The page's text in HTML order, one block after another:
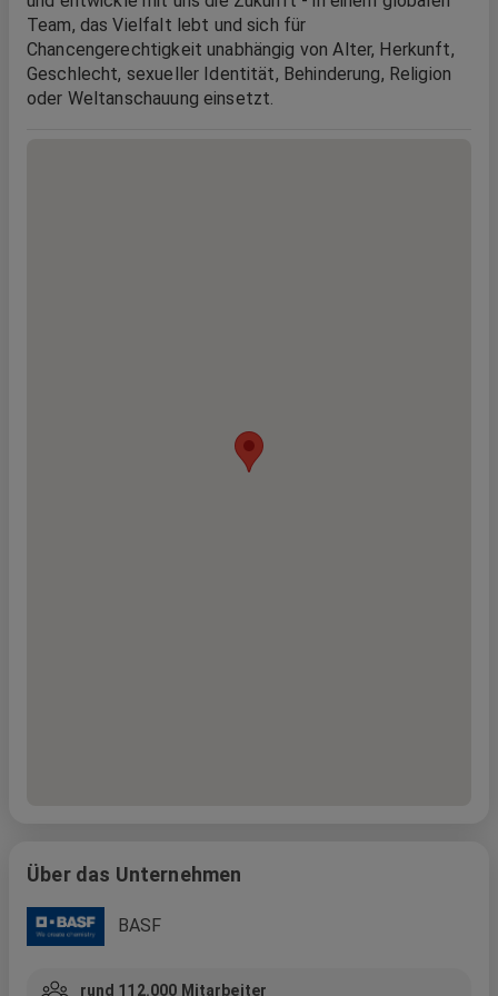
Team, das Vielfalt lebt und sich für
Chancengerechtigkeit unabhängig von Alter, Herkunft,
Geschlecht, sexueller Identität, Behinderung, Religion
oder Weltanschauung einsetzt.
Über das Unternehmen
BASF
rund 112.000 Mitarbeiter